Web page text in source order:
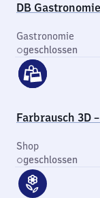
DB
Gastronomie
geschlossen
Farbrausch 3D
Shop
geschlossen